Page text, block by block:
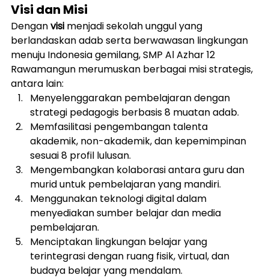
Visi dan Misi
Dengan visi menjadi sekolah unggul yang
berlandaskan adab serta berwawasan lingkungan
menuju Indonesia gemilang, SMP Al Azhar 12
Rawamangun merumuskan berbagai misi strategis,
antara lain:
Menyelenggarakan pembelajaran dengan
strategi pedagogis berbasis 8 muatan adab.
Memfasilitasi pengembangan talenta
akademik, non-akademik, dan kepemimpinan
sesuai 8 profil lulusan.
Mengembangkan kolaborasi antara guru dan
murid untuk pembelajaran yang mandiri.
Menggunakan teknologi digital dalam
menyediakan sumber belajar dan media
pembelajaran.
Menciptakan lingkungan belajar yang
terintegrasi dengan ruang fisik, virtual, dan
budaya belajar yang mendalam.